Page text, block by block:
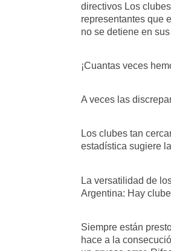
directivos Los
representantes que
no se detiene en
¡Cuantas veces
A veces las
Los clubes tan
estadística sugiere
La versatilidad de
Argentina: Hay
Siempre están
hace a la